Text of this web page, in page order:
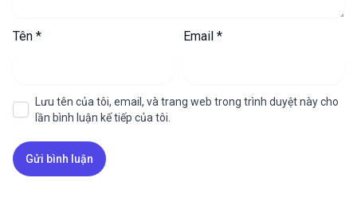
Tên * Email *
Lưu tên của tôi, email, và trang web trong trình duyệt này cho
lần bình luận kế tiếp của tôi.